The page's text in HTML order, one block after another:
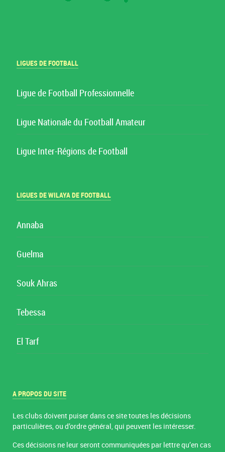
LIGUES DE FOOTBALL
Ligue de Football Professionnelle
Ligue Nationale du Football Amateur
Ligue Inter-Régions de Football
LIGUES DE WILAYA DE FOOTBALL
Annaba
Guelma
Souk Ahras
Tebessa
El Tarf
A PROPOS DU SITE
Les clubs doivent puiser dans ce site toutes les décisions
particulières, ou d’ordre général, qui peuvent les intéresser.
Ces décisions ne leur seront communiquées par lettre qu’en cas